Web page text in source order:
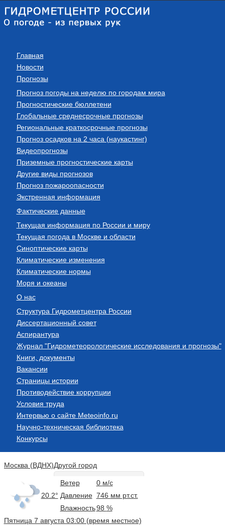
Главная
Новости
Прогнозы
Прогноз погоды на неделю по городам мира
Прогностические бюллетени
Глобальные среднесрочные прогнозы
Региональные краткосрочные прогнозы
Прогноз осадков на 2 часа (наукастинг)
Видеопрогнозы
Приземные прогностические карты
Другие виды прогнозов
Прогноз пожароопасности
Экстренная информация
Фактические данные
Текущая информация по России и миру
Текущая погода в Москве и области
Синоптические карты
Климатические изменения
Климатические нормы
Моря и океаны
О нас
Структура Гидрометцентра России
Диссертационный совет
Аспирантура
Журнал "Гидрометеорологические исследования и прогнозы"
Книги, документы
Вакансии
Страницы истории
Противодействие коррупции
Условия труда
Интервью о сайте Meteoinfo.ru
Научно-техническая библиотека
Конкурсы
Москва (ВДНХ)Другой город
20.2°
Ветер 0 м/с
Давление 746 мм рт.ст.
Влажность98 %
Пятница 7 августа 03:00 (время местное)